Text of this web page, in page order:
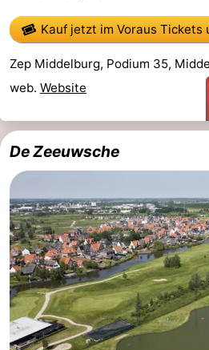
Kauf jetzt im Voraus Tickets
Zep Middelburg, Podium 35,
web. Website
De Zeeuwsche